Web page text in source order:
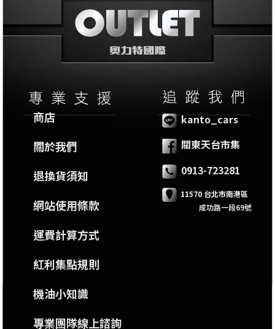
商店
關於我們
退換貨須知
網站使用條款
運費計算方式
紅利集點規則
機油小知識
專業團隊線上諮詢
kanto_cars
關東天台市集
0913-723281
11570 台北市南港區
成功路一段69號